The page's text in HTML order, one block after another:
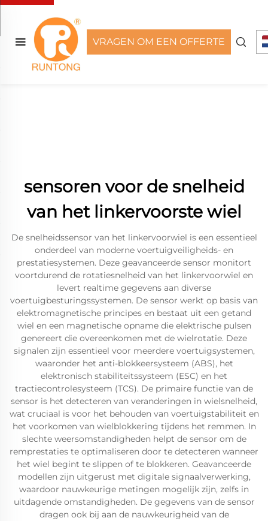
VRAGEN OM EEN OFFERTE
sensoren voor de snelheid
van het linkervoorste wiel
De snelheidssensor van het linkervoorwiel is een essentieel
onderdeel van moderne voertuigveiligheids- en
prestatiesystemen. Deze geavanceerde sensor monitort
voortdurend de rotatiesnelheid van het linkervoorwiel en
levert realtime gegevens aan diverse
voertuigbesturingssystemen. De sensor werkt op basis van
elektromagnetische principes en bestaat uit een getand
wiel en een magnetische opname die elektrische pulsen
genereert die overeenkomen met de wielrotatie. Deze
signalen zijn essentieel voor meerdere voertuigsystemen,
waaronder het anti-blokkeersysteem (ABS), het
elektronisch stabiliteitssysteem (ESC) en het
tractiecontrolesysteem (TCS). De primaire functie van de
sensor is het detecteren van veranderingen in wielsnelheid,
wat cruciaal is voor het behouden van voertuigstabiliteit en
het voorkomen van wielblokkering tijdens het remmen. In
slechte weersomstandigheden helpt de sensor om de
remprestaties te optimaliseren door te detecteren wanneer
het wiel begint te slippen of te blokkeren. Geavanceerde
modellen zijn uitgerust met digitale signaalverwerking,
waardoor nauwkeurige metingen mogelijk zijn, zelfs in
uitdagende omstandigheden. De gegevens van de sensor
dragen ook bij aan de nauwkeurigheid van de